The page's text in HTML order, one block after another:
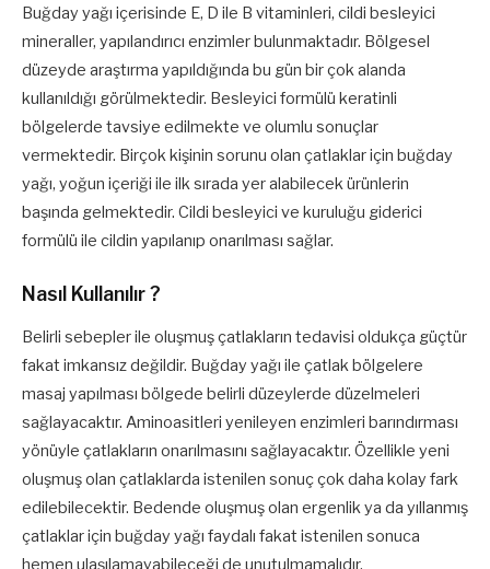
Buğday yağı içerisinde E, D ile B vitaminleri, cildi besleyici
mineraller, yapılandırıcı enzimler bulunmaktadır. Bölgesel
düzeyde araştırma yapıldığında bu gün bir çok alanda
kullanıldığı görülmektedir. Besleyici formülü keratinli
bölgelerde tavsiye edilmekte ve olumlu sonuçlar
vermektedir. Birçok kişinin sorunu olan çatlaklar için buğday
yağı, yoğun içeriği ile ilk sırada yer alabilecek ürünlerin
başında gelmektedir. Cildi besleyici ve kuruluğu giderici
formülü ile cildin yapılanıp onarılması sağlar.
Nasıl Kullanılır ?
Belirli sebepler ile oluşmuş çatlakların tedavisi oldukça güçtür
fakat imkansız değildir. Buğday yağı ile çatlak bölgelere
masaj yapılması bölgede belirli düzeylerde düzelmeleri
sağlayacaktır. Aminoasitleri yenileyen enzimleri barındırması
yönüyle çatlakların onarılmasını sağlayacaktır. Özellikle yeni
oluşmuş olan çatlaklarda istenilen sonuç çok daha kolay fark
edilebilecektir. Bedende oluşmuş olan ergenlik ya da yıllanmış
çatlaklar için buğday yağı faydalı fakat istenilen sonuca